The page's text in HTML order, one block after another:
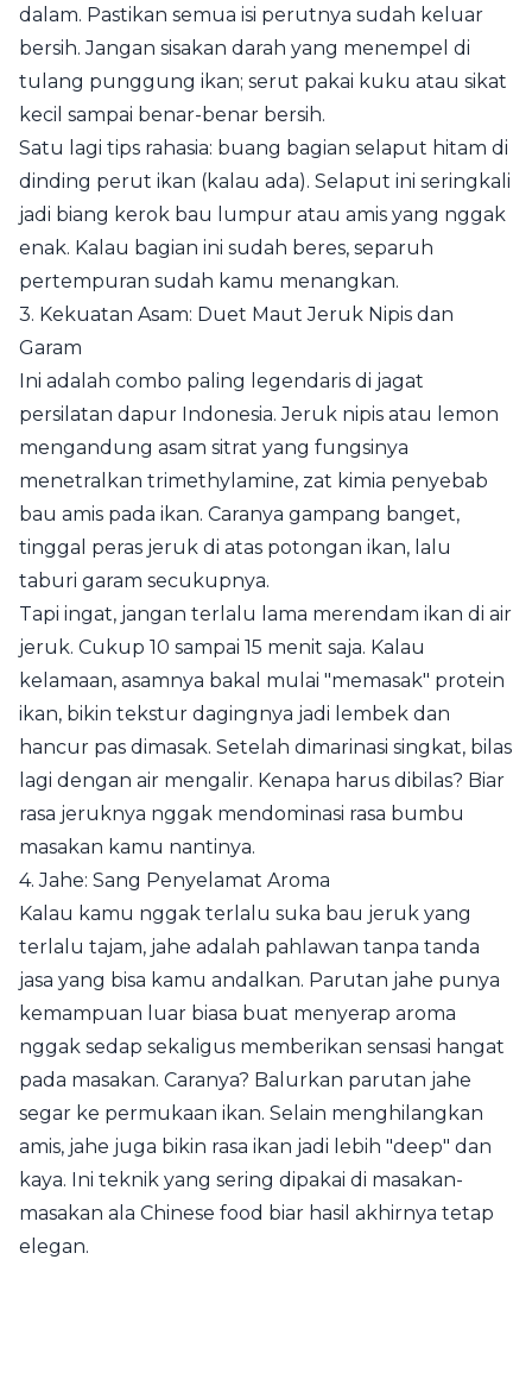
dalam. Pastikan semua isi perutnya sudah keluar
bersih. Jangan sisakan darah yang menempel di
tulang punggung ikan; serut pakai kuku atau sikat
kecil sampai benar-benar bersih.
Satu lagi tips rahasia: buang bagian selaput hitam di
dinding perut ikan (kalau ada). Selaput ini seringkali
jadi biang kerok bau lumpur atau amis yang nggak
enak. Kalau bagian ini sudah beres, separuh
pertempuran sudah kamu menangkan.
3. Kekuatan Asam: Duet Maut Jeruk Nipis dan
Garam
Ini adalah combo paling legendaris di jagat
persilatan dapur Indonesia. Jeruk nipis atau lemon
mengandung asam sitrat yang fungsinya
menetralkan trimethylamine, zat kimia penyebab
bau amis pada ikan. Caranya gampang banget,
tinggal peras jeruk di atas potongan ikan, lalu
taburi garam secukupnya.
Tapi ingat, jangan terlalu lama merendam ikan di air
jeruk. Cukup 10 sampai 15 menit saja. Kalau
kelamaan, asamnya bakal mulai "memasak" protein
ikan, bikin tekstur dagingnya jadi lembek dan
hancur pas dimasak. Setelah dimarinasi singkat, bilas
lagi dengan air mengalir. Kenapa harus dibilas? Biar
rasa jeruknya nggak mendominasi rasa bumbu
masakan kamu nantinya.
4. Jahe: Sang Penyelamat Aroma
Kalau kamu nggak terlalu suka bau jeruk yang
terlalu tajam, jahe adalah pahlawan tanpa tanda
jasa yang bisa kamu andalkan. Parutan jahe punya
kemampuan luar biasa buat menyerap aroma
nggak sedap sekaligus memberikan sensasi hangat
pada masakan. Caranya? Balurkan parutan jahe
segar ke permukaan ikan. Selain menghilangkan
amis, jahe juga bikin rasa ikan jadi lebih "deep" dan
kaya. Ini teknik yang sering dipakai di masakan-
masakan ala Chinese food biar hasil akhirnya tetap
elegan.